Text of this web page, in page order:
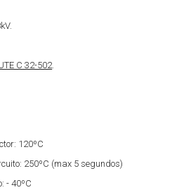
C 32-502.
120ºC
250ºC (max 5 segundos)
- 40ºC